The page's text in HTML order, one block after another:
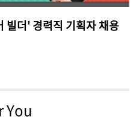
빌더' 경력직 기획자 채용
You